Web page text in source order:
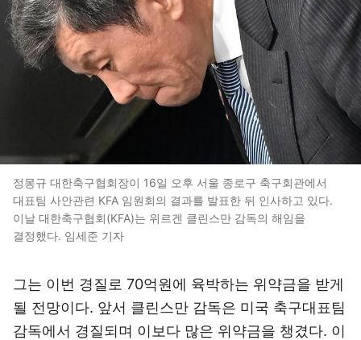
정몽규 대한축구협회장이 16일 오후 서울 종로구 축구회관에서
대표팀 사안관련 KFA 임원회의 결과를 발표한 뒤 인사하고 있다.
이날 대한축구협회(KFA)는 위르겐 클린스만 감독의 해임을
결정했다. 임세준 기자
그는 이번 경질로 70억원에 육박하는 위약금을 받게
될 전망이다. 앞서 클린스만 감독은 미국 축구대표팀
감독에서 경질되며 이보다 많은 위약금을 챙겼다. 이